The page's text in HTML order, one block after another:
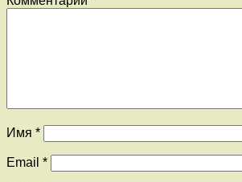
Имя *
Email *